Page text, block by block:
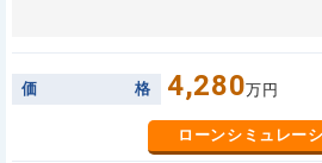
価 格 4,280万円
ローンシミュレー